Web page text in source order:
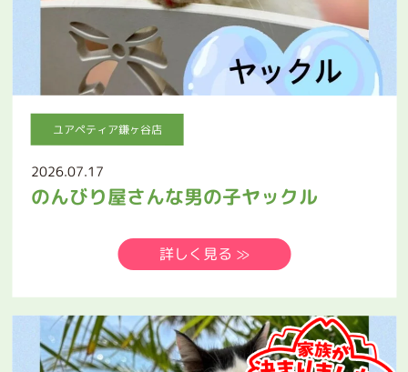
ユアペティア鎌ヶ谷店
2026.07.17
のんびり屋さんな男の子ヤックル
詳しく見る ≫